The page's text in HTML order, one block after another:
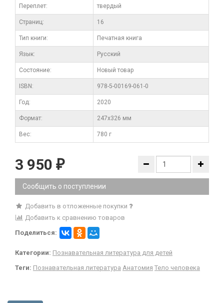
Переплет: твердый
Cтраниц: 16
Тип книги: Печатная книга
Язык: Русский
Состояние: Новый товар
ISBN: 978-5-00169-061-0
Год: 2020
Формат: 247x326 мм
Вес: 780 г
3 950 ₽
Сообщить о поступлении
Добавить в отложенные покупки
Добавить к сравнению товаров
Поделиться:
Категории: Познавательная литература для детей
Теги: Познавательная литература Анатомия Тело человека